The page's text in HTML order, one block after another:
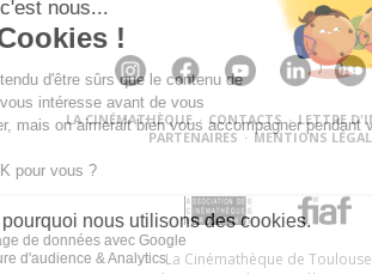
LA CINÉMATHÈQUE · CONTACTS · LETTRE
PARTENAIRES · MENTIONS
La Cinémathèque de Toulouse